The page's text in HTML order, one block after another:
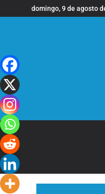
al
domingo, 9 de agosto